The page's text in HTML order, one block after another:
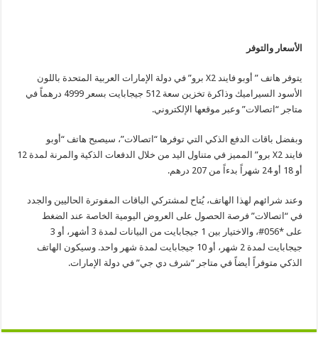
الأسعار والتوفر
يتوفر هاتف ” أوبو فايند X2 برو” في دولة الإمارات العربية المتحدة باللون
الأسود السيراميك وذاكرة تخزين سعة 512 جيجابايت بسعر 4999 درهماً في
متاجر “اتصالات” وعبر موقعها الإلكتروني.
وبفضل باقات الدفع الذكي التي توفرها “اتصالات”، سيصبح هاتف “أوبو
فايند X2 برو” المميز في متناول اليد من خلال الدفعات الذكية والمرنة لمدة 12
أو 18 أو 24 شهراً بدءاً من 207 درهم.
وعند شرائهم لهذا الهاتف، يُتاح لمشتركي الباقات المفوترة الحاليين والجدد
في “اتصالات” فرصة الحصول على العروض اليومية الخاصة عند الضغط
على *056#، والاختيار بين 1 جيجابايت من البيانات لمدة 3 أشهر، أو 3
جيجابايت لمدة 2 شهر، أو 10 جيجابايت لمدة شهر واحد. وسيكون الهاتف
الذكي متوفراً أيضاً في متاجر “شرف دي جي” في دولة الإمارات.